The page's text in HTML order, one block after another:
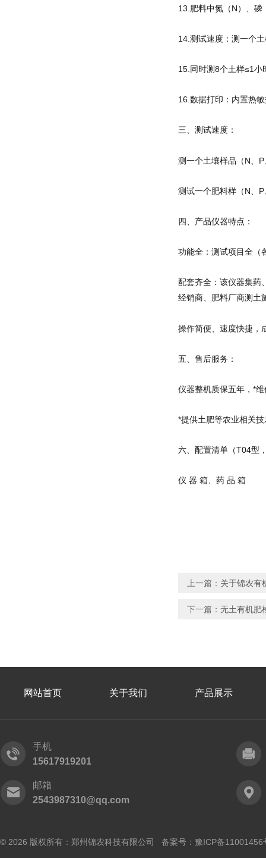
13.肥料中氮（N）、磷
14.测试速度：测一个
15.同时测8个土样≤1小
16.数据打印：内置热
三、测试速度：
测一个土壤样品（N、
测试一个肥料样（N、
四、产品仪器特点：
功能全：测试项目全（
配套齐全：该仪器集药
经销商、肥料厂商测土
操作简便、速度快捷，
五、售后服务：
仪器整机质保五年，*
*提供土肥等农业相关
六、配置清单（T04型
仪 器 箱、药 品 箱
上一篇： 关于锦农有
下一篇： 无土有机肥
网站首页 关于我们 产品展示
手机
15617919201
邮箱
2543987310@qq.com
© 2026 版权所有：郑州锦农科技有限公司 备案号： 豫ICP备11001456